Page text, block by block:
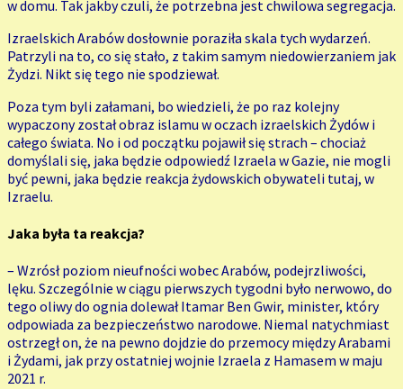
w domu. Tak jakby czuli, że potrzebna jest chwilowa segregacja.
Izraelskich Arabów dosłownie poraziła skala tych wydarzeń.
Patrzyli na to, co się stało, z takim samym niedowierzaniem jak
Żydzi. Nikt się tego nie spodziewał.
Poza tym byli załamani, bo wiedzieli, że po raz kolejny
wypaczony został obraz islamu w oczach izraelskich Żydów i
całego świata. No i od początku pojawił się strach – chociaż
domyślali się, jaka będzie odpowiedź Izraela w Gazie, nie mogli
być pewni, jaka będzie reakcja żydowskich obywateli tutaj, w
Izraelu.
Jaka była ta reakcja?
– Wzrósł poziom nieufności wobec Arabów, podejrzliwości,
lęku. Szczególnie w ciągu pierwszych tygodni było nerwowo, do
tego oliwy do ognia dolewał Itamar Ben Gwir, minister, który
odpowiada za bezpieczeństwo narodowe. Niemal natychmiast
ostrzegł on, że na pewno dojdzie do przemocy między Arabami
i Żydami, jak przy ostatniej wojnie Izraela z Hamasem w maju
2021 r.